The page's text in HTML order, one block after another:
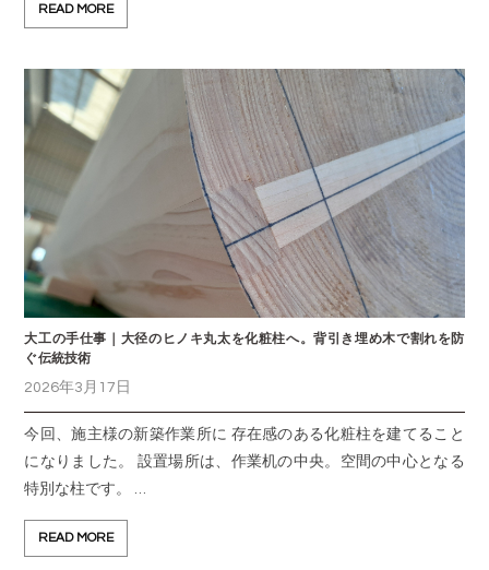
READ MORE
大工の手仕事｜大径のヒノキ丸太を化粧柱へ。背引き埋め木で割れを防
ぐ伝統技術
2026年3月17日
今回、施主様の新築作業所に 存在感のある化粧柱を建てること
になりました。 設置場所は、作業机の中央。空間の中心となる
特別な柱です。 …
READ MORE